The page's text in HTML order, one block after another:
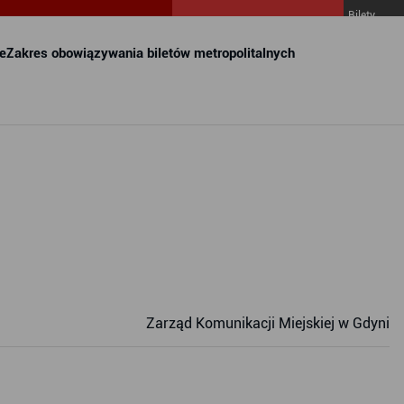
Zakres obowiązywania biletów metropolitalnych
Bilety
Zarząd Komunikacji Miejskiej w Gdyni